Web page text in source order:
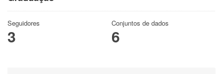
Seguidores
3
Conjuntos de dados
6